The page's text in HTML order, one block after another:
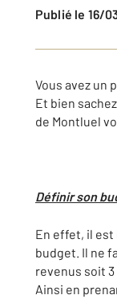
Publié le 16/
Vous avez un
Et bien
de Montluel
Définir son
En effet, il
budget. Il ne
revenus soit
Ainsi en